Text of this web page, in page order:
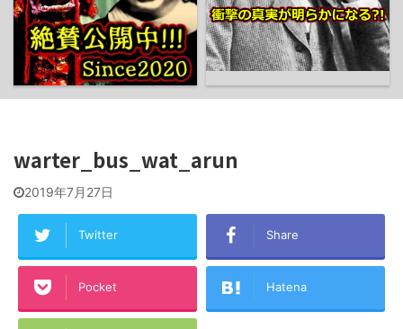
warter_bus_wat_arun
2019年7月27日
Twitter Share
Pocket Hatena